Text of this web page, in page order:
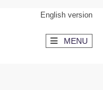
English version
MENU